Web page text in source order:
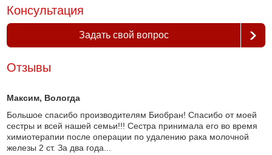
Консультация
Задать свой вопрос
Отзывы
Максим, Вологда
Большое спасибо производителям Биобран! Спасибо от моей
сестры и всей нашей семьи!!! Сестра принимала его во время
химиотерапии после операции по удалению рака молочной
железы 2 ст. За два года...